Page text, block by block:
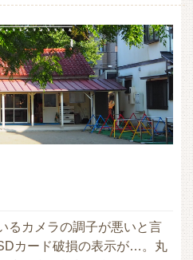
るカメラの調子が悪いと言
カード破損の表示が…。丸